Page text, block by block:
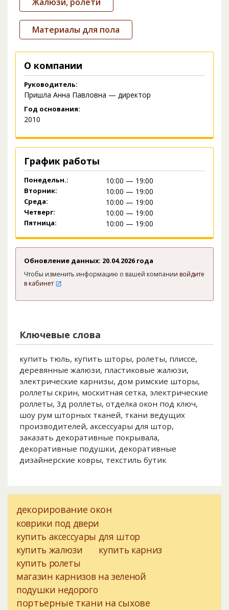
Материалы для пола
О компании
Руководитель:
Пришла Анна Павловна — директор
Год основания:
2010
График работы
Понедельн.: 10:00 — 19:00
Вторник: 10:00 — 19:00
Среда: 10:00 — 19:00
Четверг: 10:00 — 19:00
Пятница: 10:00 — 19:00
Обновление данных: 20.04.2026 года
Чтобы изменить информацию о вашей компании войдите
в кабинет
Ключевые слова
купить тюль, купить шторы, ролеты, плиссе,
деревянные жалюзи, пластиковые жалюзи,
электрические карнизы, дом римские шторы,
роллеты скрин, москитная сетка, электрические
роллеты, 3д роллеты, отделка окон под ключ,
шоу рум шторных тканей, ткани ведущих
производителей, аксессуары для штор,
заказать декоративные покрывала,
декоративные подушки, декоративные
дизайнерские ковры, текстиль бутик
декорирование окон
коврики под двери
купить аксессуары для штор
купить жалюзи
купить карниз
купить ролеты
магазин карнизов на зеленой
подушки недорого
портьерные ткани на сыхове